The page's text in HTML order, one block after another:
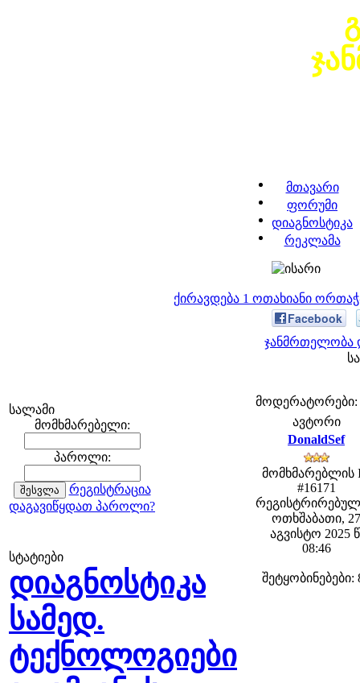
მთავარი
ფორუმი
დიაგნოსტიკა
რეკლამა
ქირავდება 1 ოთახიანი
სალამი
მომხმარებელი:
პაროლი:
რეგისტრაცია
დაგავიწყდათ პაროლი?
სტატიები
დიაგნოსტიკა
სამედ.
ტექნოლოგიები
Facebook
ჯანმრთელობა
მოდერატორები:
ავტორი
DonaldSef
მომხმარებლის
#16171
ოთხშაბათი, 27
აგვისტო 2025
08:46
შეტყობინებები: